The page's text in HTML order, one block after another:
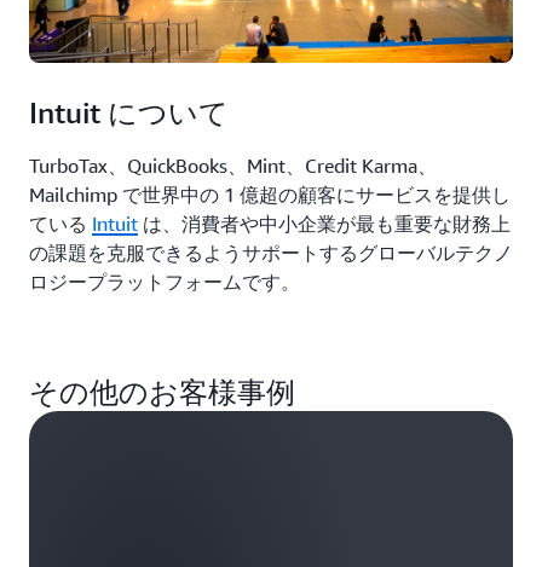
Intuit について
TurboTax、QuickBooks、Mint、Credit Karma、
Mailchimp で世界中の 1 億超の顧客にサービスを提供し
ている Intuit は、消費者や中小企業が最も重要な財務上
の課題を克服できるようサポートするグローバルテクノ
ロジープラットフォームです。
その他のお客様事例